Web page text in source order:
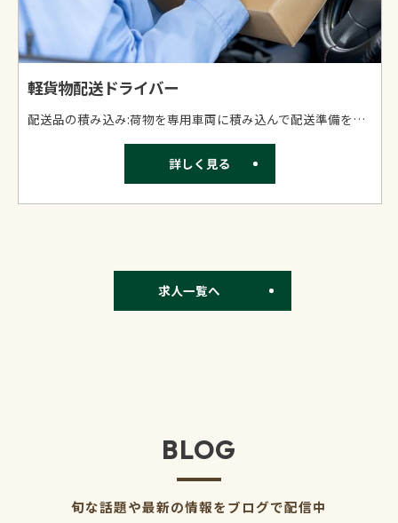
軽貨物配送ドライバー
配送品の積み込み:荷物を専用車両に積み込んで配送準備を整えます。 配送:指示されたルートに沿って荷物を配達。自分のペースで働けるので、ストレスなく業務を進められます。 配送完了報告:配達後、専用アプリで配送完了報告。簡単にできるので、すぐに慣れます。 研修サポート:ベテランスタッフがしっかりサポート！未経験でも安心して始められます。
詳しく見る
求人一覧へ
旬な話題や最新の情報をブログで配信中
BLOG